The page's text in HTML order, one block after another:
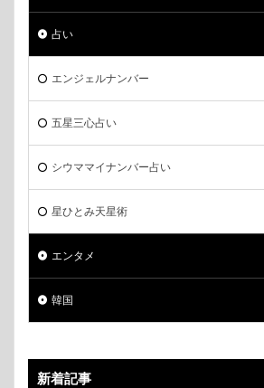
占い
エンジェルナンバー
五星三心占い
シウママイナンバー占い
星ひとみ天星術
エンタメ
韓国
新着記事